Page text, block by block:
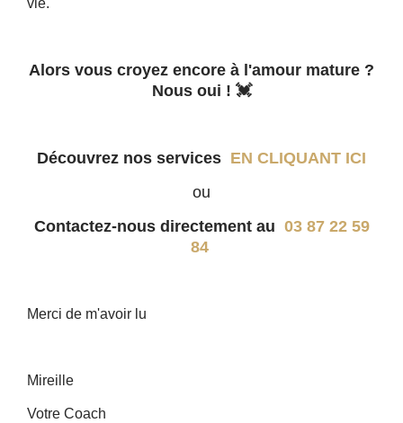
vie.
Alors vous croyez encore à l'amour mature ?
Nous oui ! 💓
Découvrez nos services EN CLIQUANT ICI
ou
Contactez-nous directement au 03 87 22 59
84
Merci de m'avoir lu
Mireille
Votre Coach